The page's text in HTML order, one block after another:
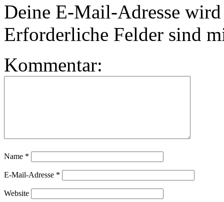
Deine E-Mail-Adresse
Erforderliche Felder sind
Kommentar:
Name *
E-Mail-Adresse *
Website